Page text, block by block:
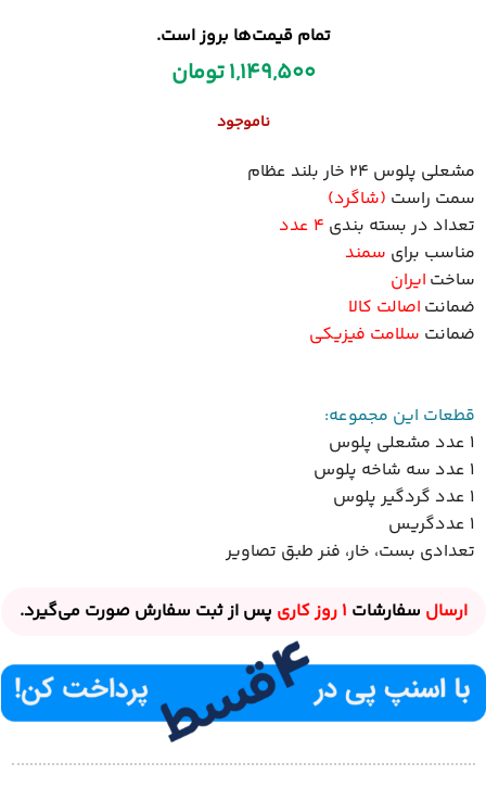
تمام قیمت‌ها بروز است.
1,149,500تومان
ناموجود
مشعلی پلوس 24 خار بلند عظام
سمت راست (شاگرد)
تعداد در بسته بندی 4 عدد
مناسب برای سمند
ساخت ایران
ضمانت اصالت کالا
ضمانت سلامت فیزیکی
قطعات این مجموعه:
1 عدد مشعلی پلوس
1 عدد سه شاخه پلوس
1 عدد گردگیر پلوس
1 عدد‌گریس
تعدادی بست، خار، فنر طبق تصاویر
ارسال سفارشات 1 روز کاری پس از ثبت سفارش صورت می‌گیرد.